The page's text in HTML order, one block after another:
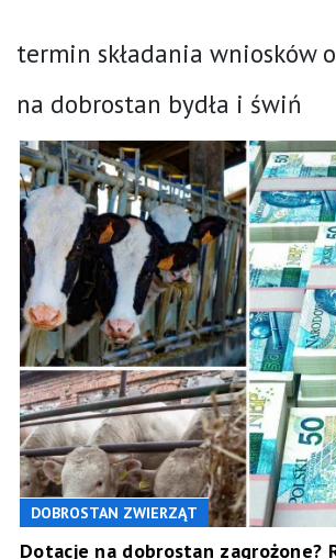
termin składania wniosków
na dobrostan bydła i świń
DOBROSTAN ZWIERZĄT
Dotacje na dobrostan zagrożone?